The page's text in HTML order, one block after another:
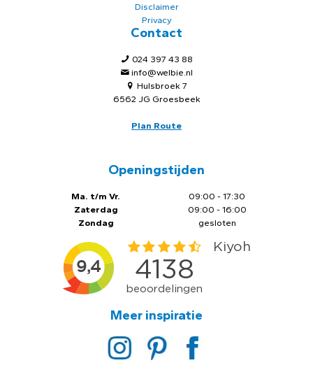
Disclaimer
Privacy
Contact
024 397 43 88
info@welbie.nl
Hulsbroek 7
6562 JG Groesbeek
Plan Route
Openingstijden
Ma. t/m Vr.
Zaterdag
Zondag
09:00 - 17:30
09:00 - 16:00
gesloten
Meer inspiratie